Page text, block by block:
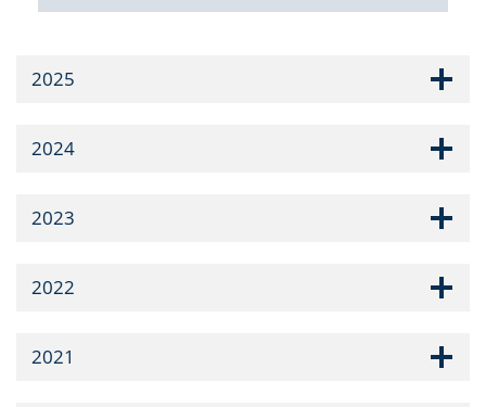
2025
2024
2023
2022
2021